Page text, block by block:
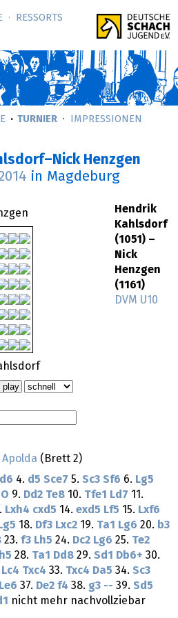
RESSORTS
TURNIER IMPRESSIONEN
Henzgen
in Magdeburg
Hendrik
Kahlsdorf
(1051) –
Nick
Henzgen
(1161)
DVM U10
Apolda (Brett 2)
d6 4. d5 Sce7 5. Sc3 Sf6 6. Lg5
9. Dd2 Te8 10. Tfe1 Ld7 11.
Lxh4 cxd5 14. exd5 Lf5 15. Lxf6
18. Df3 Lxc2 19. Ta1 Lg6 20. b3
23. f3 Lh5 24. Dc2 Lg6 25. Te2
28. Ta1 Dd8 29. Sd1 Db6+ 30.
Lc4 Txc4 33. Txc4 Da5 34. Sc3
Le6 37. De2 f4 38. g3 -- 39. Sd5
nicht mehr nachvollziebar